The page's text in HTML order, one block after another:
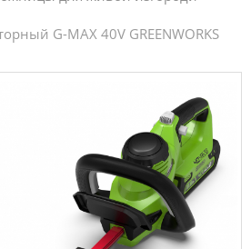
G-MAX 40V GREENWORKS